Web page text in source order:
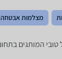
מצלמות אבטחה